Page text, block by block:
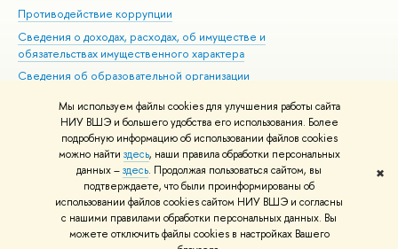
Мы используем файлы cookies для улучшения работы сайта
НИУ ВШЭ и большего удобства его использования. Более
подробную информацию об использовании файлов cookies
можно найти здесь, наши правила обработки персональных
данных –здесь. Продолжая пользоваться сайтом, вы
подтверждаете, что были проинформированы об
использовании файлов cookies сайтом НИУ ВШЭ и согласны
с нашими правилами обработки персональных данных. Вы
можете отключить файлы cookies в настройках Вашего
✖
Противодействие коррупции
Сведения о доходах, расходах, об имуществе и
обязательствах имущественного характера
Сведения об образовательной организации
Людям с ограниченными возможностями здоровья
Единая платежная страница
Работа в Вышке
© НИУ ВШЭ 1993–2026 Адреса и контакты Условия использования
материалов Политика конфиденциальности Карта сайта
Шрифты HSE Sans и HSE Slab разработаны вШколе дизайна НИУ ВШЭ